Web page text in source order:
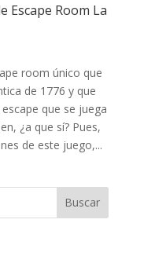
Escape Room La
room único que
de 1776 y que
que se juega
¿a que sí? Pues,
de este juego,...